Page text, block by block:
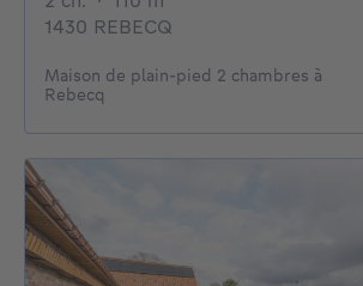
1430 REBECQ
Maison de plain-pied 2 chambres à
Rebecq